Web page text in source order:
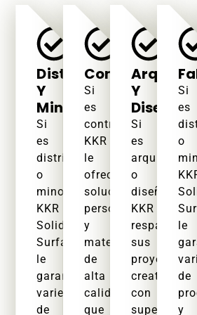
Distribuidores
Y
Minoristas
Si
es
distribuidor
o
minorista,
KKR
Solid
Surface
le
garantiza
variedad
de
Contratistas
Si
es
contratista,
KKR
le
ofrece
soluciones
personalizadas
y
materiales
de
alta
calidad
que
Y
Si
es
arquitecto
o
diseñador,
KKR
respalda
sus
proyectos
creativos
con
superficies
Si
es
o
le
de
y